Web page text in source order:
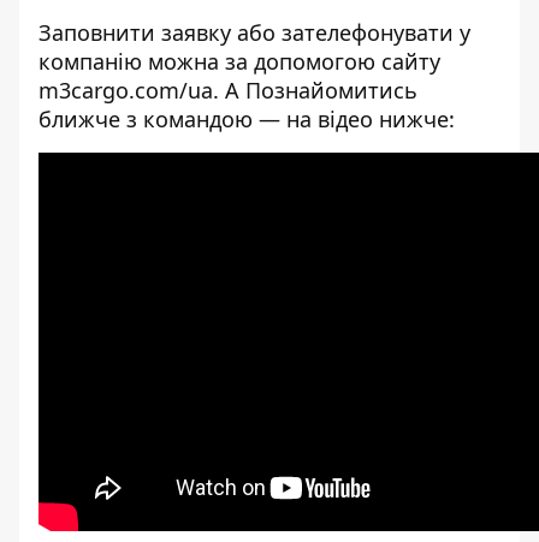
Заповнити заявку або зателефонувати у
компанію можна за допомогою сайту
m3cargo.com/ua. А Познайомитись
ближче з командою — на відео нижче: